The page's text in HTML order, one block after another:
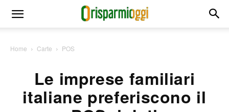
Home Carte POS
Le imprese familiari
italiane preferiscono il